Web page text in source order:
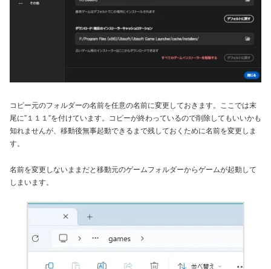
コピー元のフォルダーの名前を任意の名前に変更しておきます。ここでは末
尾に”１１１”を付けています。コピーが終わっているので削除してもいいかも
知れませんが、移動後無事起動できるまで残しておくために名前を変更しま
す。
名前を変更しないままだと移動元のゲームフォルダーからゲームが起動して
しまいます。